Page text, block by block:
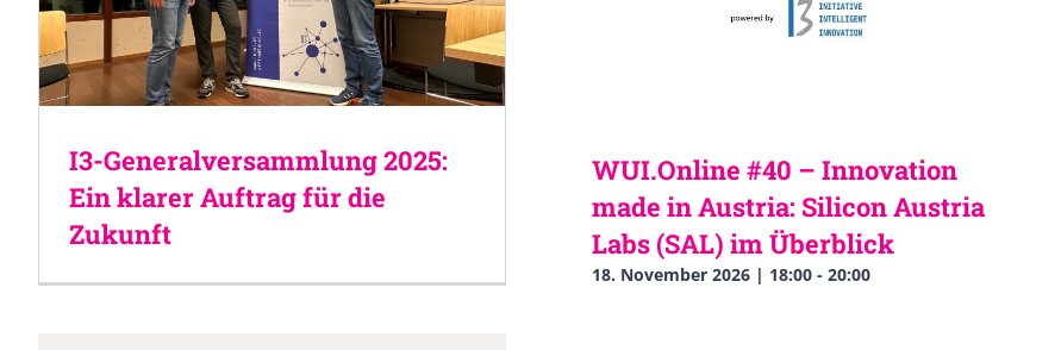
I3-Generalversammlung 2025:
Ein klarer Auftrag für die
Zukunft
WUI.Online #40 – Innovation
made in Austria: Silicon Austria
Labs (SAL) im Überblick
18. November 2026 | 18:00- 20:00